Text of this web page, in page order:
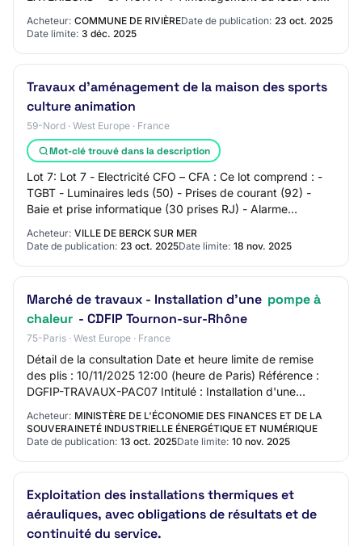
* LOT N°10 - « PLOMBERIE - SANITAIRE - CHAUFFAGE
»…
Acheteur: COMMUNE DE RIVIÈREDate de publication: 23 oct. 2025
Date limite: 3 déc. 2025
Travaux d’aménagement de la maison des sports
culture animation
59-Nord · West Europe · France
Mot-clé trouvé dans la description
Lot 7: Lot 7 - Electricité CFO – CFA : Ce lot comprend : -
TGBT - Luminaires leds (50) - Prises de courant (92) -
Baie et prise informatique (30 prises RJ) - Alarme
Acheteur: VILLE DE BERCK SUR MER
Date de publication: 23 oct. 2025Date limite: 18 nov. 2025
Marché de travaux - Installation d'une pompe à
chaleur - CDFIP Tournon-sur-Rhône
75-Paris · West Europe · France
Détail de la consultation Date et heure limite de remise
des plis : 10/11/2025 12:00 (heure de Paris) Référence :
DGFIP-TRAVAUX-PAC07 Intitulé : Installation d'une
pompe à chaleur - CDFIP Tournon-sur…
Acheteur: MINISTÈRE DE L'ÉCONOMIE DES FINANCES ET DE LA
SOUVERAINETÉ INDUSTRIELLE ÉNERGÉTIQUE ET NUMÉRIQUE
Date de publication: 13 oct. 2025Date limite: 10 nov. 2025
Exploitation des installations thermiques et
aérauliques, avec obligations de résultats et de
continuité du service.